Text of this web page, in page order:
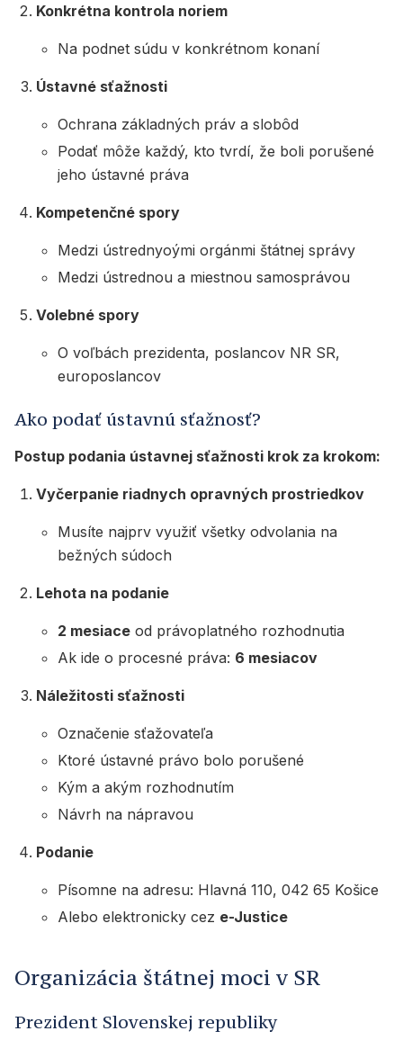
Konkrétna kontrola noriem
Na podnet súdu v konkrétnom konaní
Ústavné sťažnosti
Ochrana základných práv a slobôd
Podať môže každý, kto tvrdí, že boli porušené
jeho ústavné práva
Kompetenčné spory
Medzi ústrednyoými orgánmi štátnej správy
Medzi ústrednou a miestnou samosprávou
Volebné spory
O voľbách prezidenta, poslancov NR SR,
europoslancov
Ako podať ústavnú sťažnosť?
Postup podania ústavnej sťažnosti krok za krokom:
Vyčerpanie riadnych opravných prostriedkov
Musíte najprv využiť všetky odvolania na
bežných súdoch
Lehota na podanie
2 mesiace od právoplatného rozhodnutia
Ak ide o procesné práva: 6 mesiacov
Náležitosti sťažnosti
Označenie sťažovateľa
Ktoré ústavné právo bolo porušené
Kým a akým rozhodnutím
Návrh na nápravou
Podanie
Písomne na adresu: Hlavná 110, 042 65 Košice
Alebo elektronicky cez e-Justice
Organizácia štátnej moci v SR
Prezident Slovenskej republiky